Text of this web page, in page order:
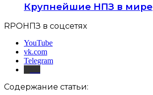
Крупнейшие НПЗ в мире
RPOНПЗ в соцсетях
YouTube
vk.com
Telegram
Содержание статьи: